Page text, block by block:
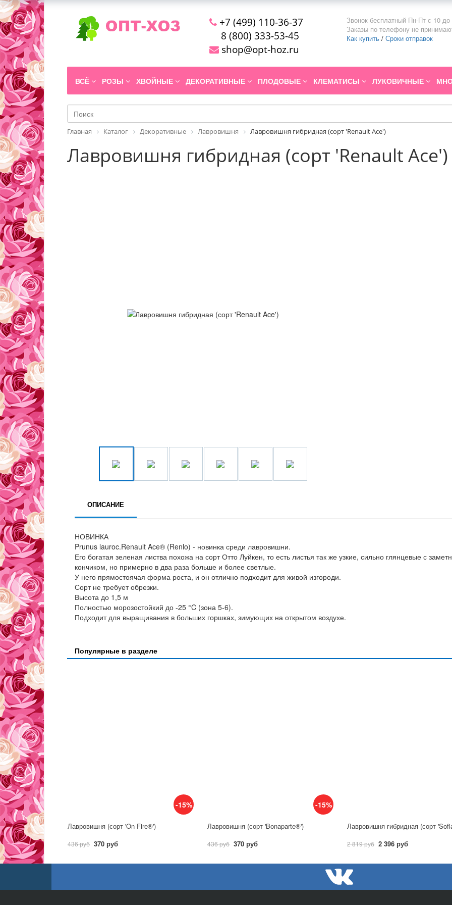
+7 (499) 110-36-37
8 (800) 333-53-45
shop@opt-hoz.ru
Звонок бесплатный Пн-Пт с 10 до
Заказы по телефону не
Как купить / Сроки отправок
ВСЁ РОЗЫ ХВОЙНЫЕ ДЕКОРАТИВНЫЕ ПЛОДОВЫЕ КЛЕМАТИСЫ ЛУКОВИЧНЫЕ
Главная Каталог Декоративные Лавровишня Лавровишня гибридная (сорт 'Renault Ace')
Лавровишня гибридная (сорт 'Renault Ace')
ОПИСАНИЕ
НОВИНКА
Prunus lauroc.Renault Ace® (Renlo) - новинка среди лавровишни.
Его богатая зеленая листва похожа на сорт Отто Луйкен, то есть листья так же узкие, сильно глянцевые с
кончиком, но примерно в два раза больше и более светлые.
У него прямостоячая форма роста, и он отлично подходит для живой изгороди.
Сорт не требует обрезки.
Высота до 1,5 м
Полностью морозостойкий до -25 °C (зона 5-6).
Подходит для выращивания в больших горшках, зимующих на открытом воздухе.
Популярные в разделе
-15%
Лавровишня (сорт 'On Fire®')
436 руб 370 руб
-15%
Лавровишня (сорт 'Bonaparte®')
436 руб 370 руб 2 819 руб 2 396 руб